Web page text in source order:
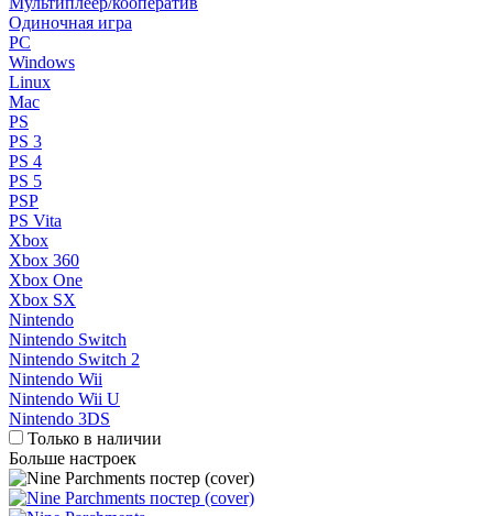
Одиночная игра
PC
Windows
Linux
Mac
PS
PS 3
PS 4
PS 5
PSP
PS Vita
Xbox
Xbox 360
Xbox One
Xbox SX
Nintendo
Nintendo Switch
Nintendo Switch 2
Nintendo Wii
Nintendo Wii U
Nintendo 3DS
Только в наличии
Больше настроек